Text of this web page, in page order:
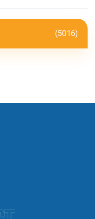
(5016)